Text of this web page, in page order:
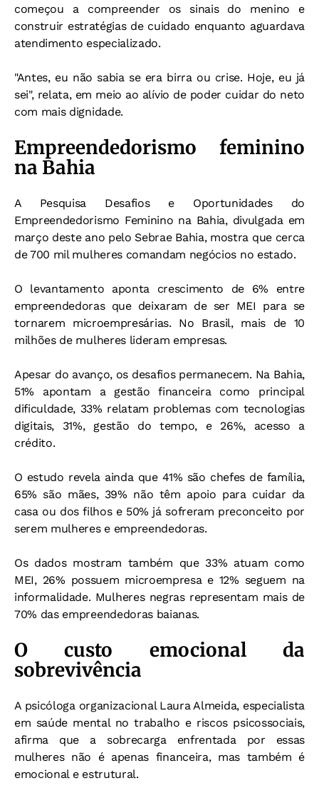
começou a compreender os sinais do menino e
construir estratégias de cuidado enquanto aguardava
atendimento especializado.
"Antes, eu não sabia se era birra ou crise. Hoje, eu já
sei", relata, em meio ao alívio de poder cuidar do neto
com mais dignidade.
Empreendedorismo feminino
na Bahia
A Pesquisa Desafios e Oportunidades do
Empreendedorismo Feminino na Bahia, divulgada em
março deste ano pelo Sebrae Bahia, mostra que cerca
de 700 mil mulheres comandam negócios no estado.
O levantamento aponta crescimento de 6% entre
empreendedoras que deixaram de ser MEI para se
tornarem microempresárias. No Brasil, mais de 10
milhões de mulheres lideram empresas.
Apesar do avanço, os desafios permanecem. Na Bahia,
51% apontam a gestão financeira como principal
dificuldade, 33% relatam problemas com tecnologias
digitais, 31%, gestão do tempo, e 26%, acesso a
crédito.
O estudo revela ainda que 41% são chefes de família,
65% são mães, 39% não têm apoio para cuidar da
casa ou dos filhos e 50% já sofreram preconceito por
serem mulheres e empreendedoras.
Os dados mostram também que 33% atuam como
MEI, 26% possuem microempresa e 12% seguem na
informalidade. Mulheres negras representam mais de
70% das empreendedoras baianas.
O custo emocional da
sobrevivência
A psicóloga organizacional Laura Almeida, especialista
em saúde mental no trabalho e riscos psicossociais,
afirma que a sobrecarga enfrentada por essas
mulheres não é apenas financeira, mas também é
emocional e estrutural.